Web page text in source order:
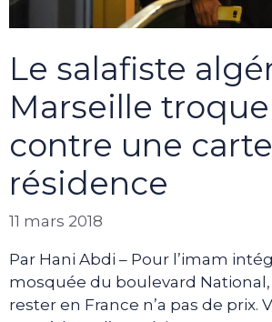
Le salafiste
Marseille troque
contre une
résidence
11 mars 2018
Par Hani Abdi – Pour l’imam
mosquée du boulevard National,
rester en France n’a pas de prix.